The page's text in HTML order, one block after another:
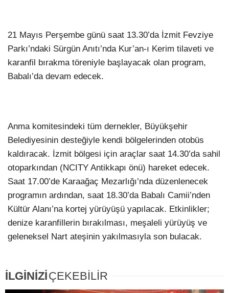
21 Mayıs Perşembe günü saat 13.30’da İzmit Fevziye
Parkı’ndaki Sürgün Anıtı’nda Kur’an-ı Kerim tilaveti ve
karanfil bırakma töreniyle başlayacak olan program,
Babalı’da devam edecek.
Anma komitesindeki tüm dernekler, Büyükşehir
Belediyesinin desteğiyle kendi bölgelerinden otobüs
kaldıracak. İzmit bölgesi için araçlar saat 14.30’da sahil
otoparkından (NCITY Antikkapı önü) hareket edecek.
Saat 17.00’de Karaağaç Mezarlığı’nda düzenlenecek
programın ardından, saat 18.30’da Babalı Camii’nden
Kültür Alanı’na kortej yürüyüşü yapılacak. Etkinlikler;
denize karanfillerin bırakılması, meşaleli yürüyüş ve
geleneksel Nart ateşinin yakılmasıyla son bulacak.
İLGİNİZİÇEKEBİLİR